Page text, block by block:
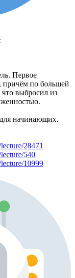
Первое
причём по большей
выбросил из
начинающих.
28471
540
10999